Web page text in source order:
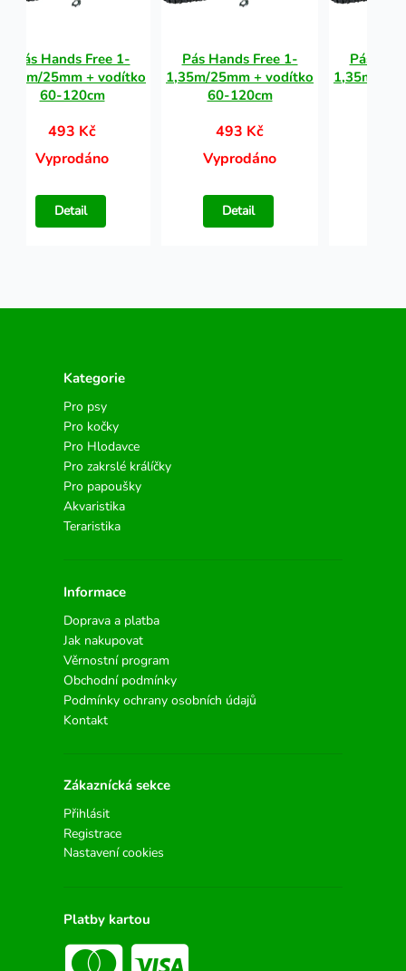
Pás Hands Free 1-
25mm + vodítko
60-120cm
493 Kč
Vyprodáno
Detail
Pás Hands Free 1-
1,35m/25mm + vodítko
60-120cm
493 Kč
Vyprodáno
Detail
Pás
1,35m/
Kategorie
Pro psy
Pro kočky
Pro Hlodavce
Pro zakrslé králíčky
Pro papoušky
Akvaristika
Teraristika
Informace
Doprava a platba
Jak nakupovat
Věrnostní program
Obchodní podmínky
Podmínky ochrany osobních údajů
Kontakt
Zákaznícká sekce
Přihlásit
Registrace
Nastavení cookies
Platby kartou